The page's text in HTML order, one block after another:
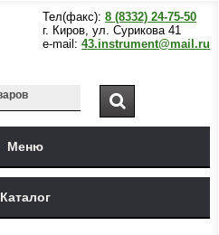
Тел(факс): 8 (8332) 24-75-50
г. Киров, ул. Сурикова 41
e-mail: 43.instrument@mail.ru
Меню
Каталог